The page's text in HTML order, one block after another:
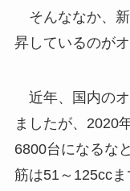
そんななか、
昇しているのが
近年、国内のオ
ましたが、2020
6800台になるな
筋は51～125cc